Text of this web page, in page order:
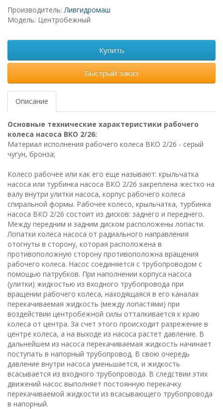
Производитель:Ливгидромаш
Модель: Центробежный
Купить
Быстрый заказ
Описание
Основные технические характеристики рабочего
колеса насоса ВКО 2/26:
Материал исполнения рабочего колеса ВКО 2/26 - серый
чугун, бронза;
Колесо рабочее или как его еще называют: крыльчатка
насоса или турбинка насоса ВКО 2/26 закреплена жестко на
валу внутри улитки насоса, корпус рабочего колеса
спиральной формы. Рабочее колесо, крыльчатка, турбинка
насоса ВКО 2/26 состоит из дисков: заднего и переднего.
Между передним и задним диском расположены лопасти.
Лопатки колеса насоса от радиального направления
отогнуты в сторону, которая расположена в
противоположную сторону противоположна вращения
рабочего колеса. Насос соединяется с трубопроводом с
помощью патрубков. При наполнении корпуса насоса
(улитки) жидкостью из входного трубопровода при
вращении рабочего колеса, находящаяся в его каналах
перекачиваемая жидкость (между лопастями) при
воздействии центробежной силы отталкивается к краю
колеса от центра. За счет этого происходит разрежение в
центре колеса, а на выходе из насоса растет давление. В
дальнейшем из насоса перекачиваемая жидкость начинает
поступать в напорный трубопровод. В свою очередь
давление внутри насоса уменьшается, и жидкость
всасывается из входного трубопровода. В следствии этих
движений насос выполняет постоянную перекачку
перекачиваемой жидкости из всасывающего трубопровода
в напорный.